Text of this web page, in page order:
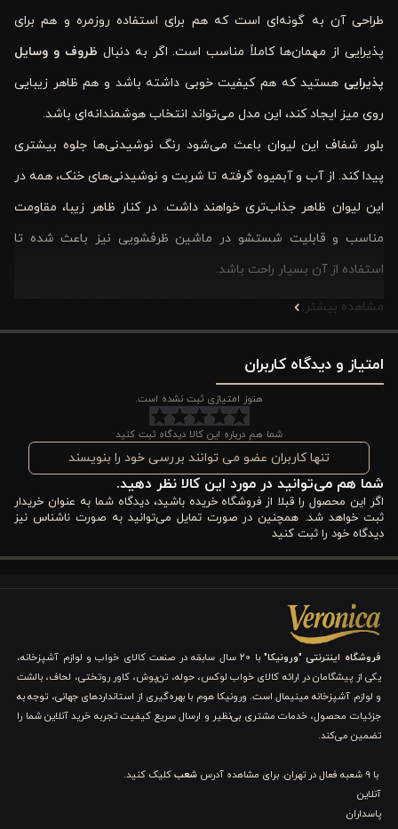
طراحی آن به گونه‌ای است که هم برای استفاده روزمره و هم برای
پذیرایی از مهمان‌ها کاملاً مناسب است. اگر به دنبال ظروف و وسایل
پذیرایی هستید که هم کیفیت خوبی داشته باشد و هم ظاهر زیبایی
روی میز ایجاد کند، این مدل می‌تواند انتخاب هوشمندانه‌ای باشد.
بلور شفاف این لیوان باعث می‌شود رنگ نوشیدنی‌ها جلوه بیشتری
پیدا کند. از آب و آبمیوه گرفته تا شربت و نوشیدنی‌های خنک، همه در
این لیوان ظاهر جذاب‌تری خواهند داشت. در کنار ظاهر زیبا، مقاومت
مناسب و قابلیت شستشو در ماشین ظرفشویی نیز باعث شده تا
استفاده از آن بسیار راحت باشد.
ابعاد مناسب و طراحی خوش‌دست نیم لیوان ورونیکا باعث می‌شود
هنگام استفاده حس خوبی داشته باشید. نه خیلی بزرگ است و نه
بیش از حد کوچک؛ دقیقاً اندازه‌ای که برای مصرف روزانه ایده‌آل
محسوب می‌شود. اگر به دنبال لیوانی هستید که هم کاربردی باشد، هم
زیبا و هم کیفیت قابل قبولی داشته باشد، نیم لیوان بلور طرح دار
ورونیکا مدل 41132 می‌تواند یکی از گزینه‌های جذاب برای آشپزخانه و
میز پذیرایی شما باشد.
مشخصات فنی نیم لیوان بلور طرح دار ورونیکا مدل
جنس بلور شفاف
بدنه این محصول از بلور شفاف ساخته شده که نسبت به شیشه
معمولی ظاهر درخشان‌تر و کیفیت بهتری دارد. شفافیت بالا باعث
می‌شود رنگ و ظاهر نوشیدنی‌ها بهتر دیده شود و جلوه جذاب‌تری به
میز پذیرایی بدهد. بلور علاوه بر زیبایی، دوام مناسبی نیز دارد و برای
می‌شود لیوان در طول زمان کمتر کدر شود و همچنان ظاهر شفاف خود
را حفظ کند.
مشاهده بیشتر
امتیاز و دیدگاه کاربران
هنوز امتیازی ثبت نشده است.
شما هم درباره این کالا دیدگاه ثبت کنید
تنها کاربران عضو می توانند بررسی خود را بنویسند
شما هم می‌توانید در مورد این کالا نظر دهید.
اگر این محصول را قبلا از فروشگاه خریده باشید، دیدگاه شما به عنوان خریدار
ثبت خواهد شد. همچنین در صورت تمایل می‌توانید به صورت ناشناس نیز
دیدگاه خود را ثبت کنید
فروشگاه اینترنتی "ورونیکا"
با ۲۰ سال سابقه در صنعت کالای خواب و لوازم آشپزخانه،
یکی از پیشگامان در ارائه کالای خواب لوکس، حوله، تن‌پوش، کاور روتختی، لحاف، بالشت
و لوازم آشپزخانه مینیمال است. ورونیکا هوم با بهره‌گیری از استانداردهای جهانی، توجه به
جزئیات محصول، خدمات مشتری بی‌نظیر و ارسال سریع کیفیت تجربه خرید آنلاین شما را
تضمین می‌کند.
با 9 شعبه فعال در تهران. برای مشاهده آدرس شعبکلیک کنید.
آنلاین
پاسداران